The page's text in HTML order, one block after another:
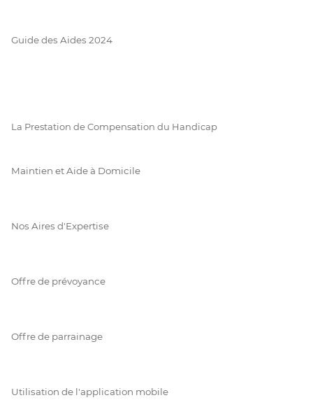
Guide des Aides 2024
La Prestation de Compensation du Handicap
Maintien et Aide à Domicile
Nos Aires d'Expertise
Offre de prévoyance
Offre de parrainage
Utilisation de l'application mobile